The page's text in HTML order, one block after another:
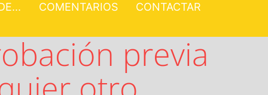
COMENTARIOS CONTACTAR
previa